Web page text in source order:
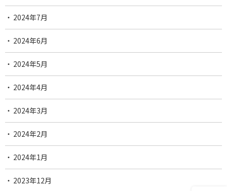
2024年7月
2024年6月
2024年5月
2024年4月
2024年3月
2024年2月
2024年1月
2023年12月